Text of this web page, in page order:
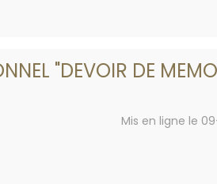
"DEVOIR DE
Mis en ligne le